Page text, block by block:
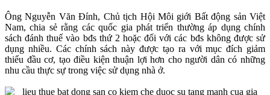
Ông Nguyễn Văn Đính, Chủ tịch Hội Môi giới Bất động sản Việt
Nam, chia sẻ rằng các quốc gia phát triển thường áp dụng chính
sách đánh thuế vào bđs thứ 2 hoặc đối với các bđs không được sử
dụng nhiều. Các chính sách này được tạo ra với mục đích giảm
thiểu đầu cơ, tạo điều kiện thuận lợi hơn cho người dân có những
nhu cầu thực sự trong việc sử dụng nhà ở.